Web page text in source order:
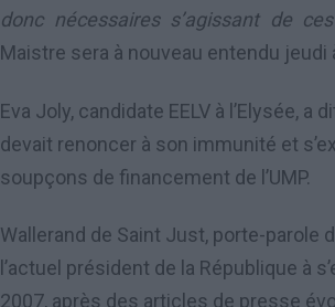
donc nécessaires s’agissant de
Maistre sera à nouveau entendu jeudi
Eva Joly, candidate EELV à l’Elysée,
devait renoncer à son immunité et
soupçons de financement de l’UMP.
Wallerand de Saint Just, porte-parole
l’actuel président de la République à
2007, après des articles de presse